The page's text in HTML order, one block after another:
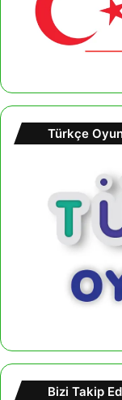
Türkçe
Bizi Takip